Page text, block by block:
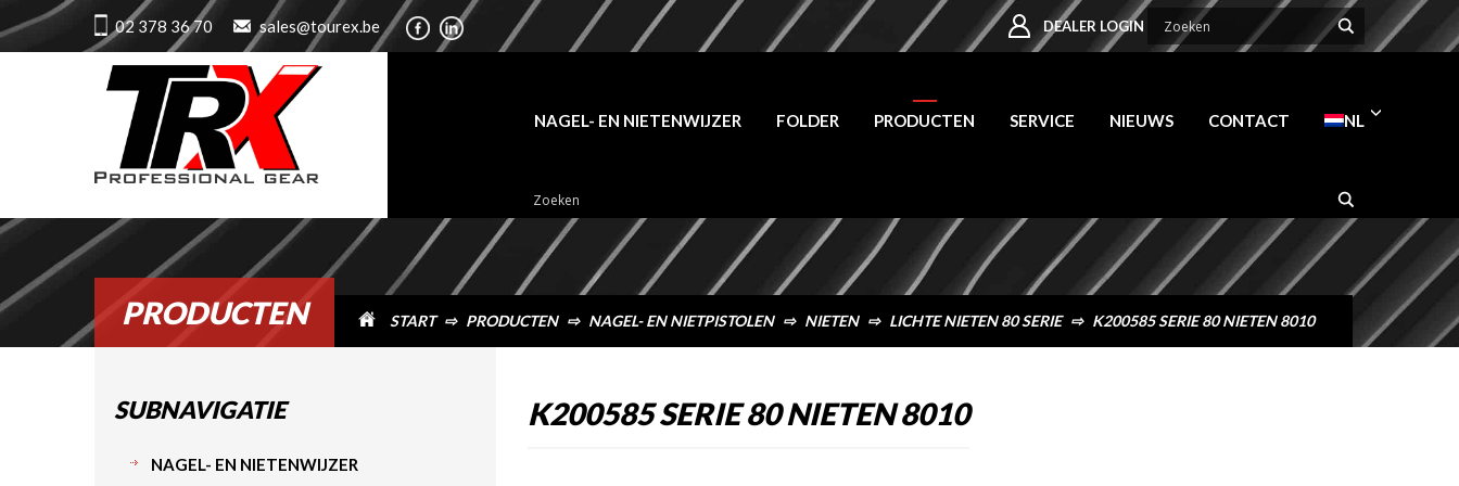
PRODUCTEN START ⇨ PRODUCTEN ⇨ NAGEL- EN NIETPISTOLEN ⇨ NIETEN ⇨ LICHTE NIETEN 80 SERIE ⇨ K200585 SERIE 80 NIETEN 8010
02 378 36 70 sales@tourex.be DEALER LOGIN
NAGEL- EN NIETENWIJZER FOLDER PRODUCTEN SERVICE NIEUWS CONTACT NL
K200585 SERIE 80 NIETEN 8010
SUBNAVIGATIE
NAGEL- EN NIETENWIJZER